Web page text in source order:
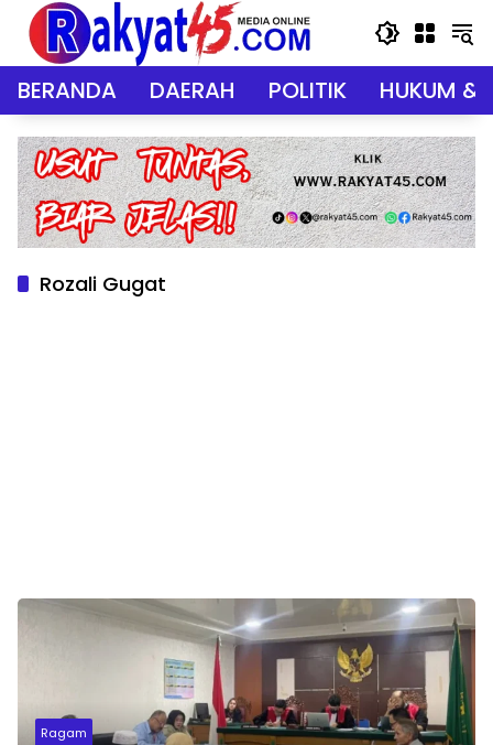
Langsung
konten
BERANDA DAERAH POLITIK HUKUM &
Rozali Gugat
Ragam